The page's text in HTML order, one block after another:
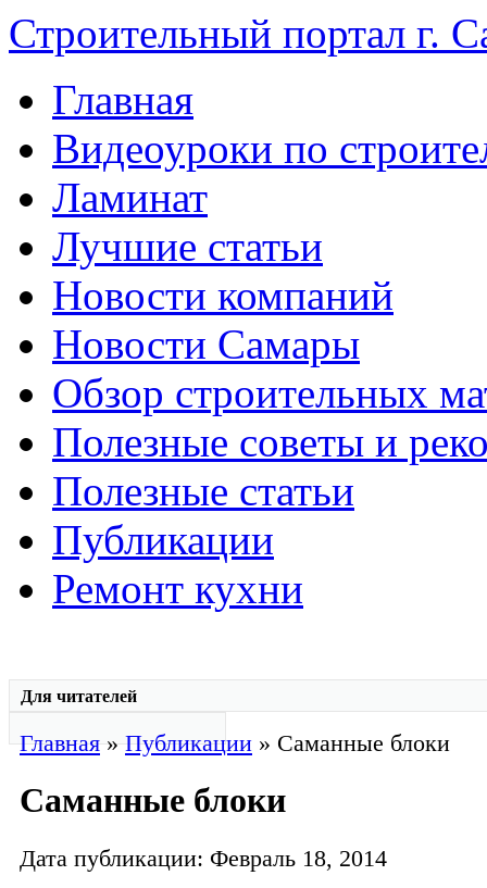
Строительный портал г.
Главная
Видеоуроки по
Ламинат
Лучшие статьи
Новости компаний
Новости Самары
Обзор строительных
Полезные советы и
Полезные статьи
Публикации
Ремонт кухни
Для читателей
Главная»Публикации » Саманные блоки
Саманные блоки
Дата публикации: Февраль 18, 2014